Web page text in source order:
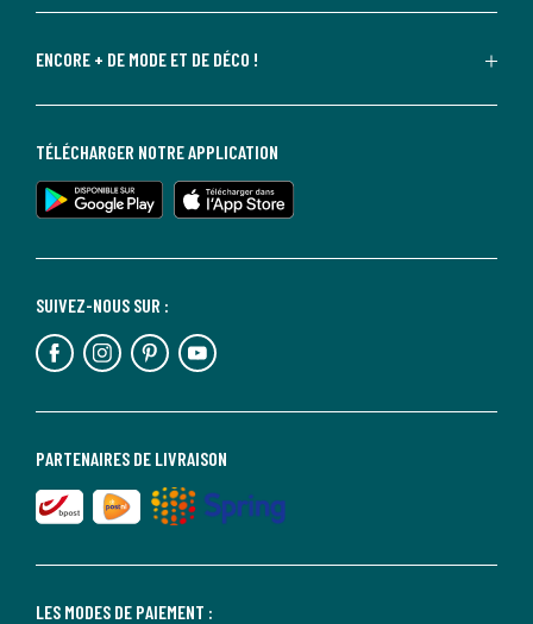
ENCORE + DE MODE ET DE DÉCO !
LES MODES DE PAIEMENT :
PARTENAIRES DE LIVRAISON
SUIVEZ-NOUS SUR :
TÉLÉCHARGER NOTRE APPLICATION